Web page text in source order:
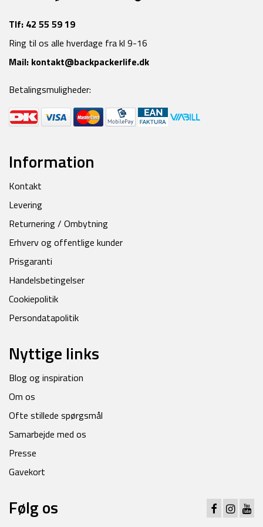
Tlf: 42 55 59 19
Ring til os alle hverdage fra kl 9-16
Mail: kontakt@backpackerlife.dk
Betalingsmuligheder:
Information
Kontakt
Levering
Returnering / Ombytning
Erhverv og offentlige kunder
Prisgaranti
Handelsbetingelser
Cookiepolitik
Persondatapolitik
Nyttige links
Blog og inspiration
Om os
Ofte stillede spørgsmål
Samarbejde med os
Presse
Gavekort
Følg os